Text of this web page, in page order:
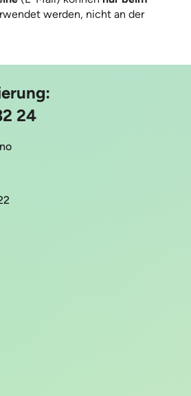
werden, nicht an der
24